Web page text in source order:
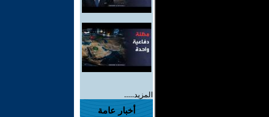
المزيد.....
أخبار عامة